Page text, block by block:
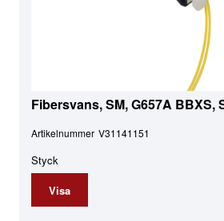
Fibersvans, SM, G657A BBXS,
Artikelnummer V31141151
Styck
Visa